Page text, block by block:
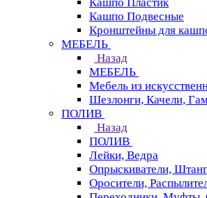
Кашпо Подвесные
Кронштейны для
МЕБЕЛЬ
Назад
МЕБЕЛЬ
Мебель из
Шезлонги, Качели,
ПОЛИВ
Назад
ПОЛИВ
Лейки, Ведра
Опрыскиватели,
Оросители,